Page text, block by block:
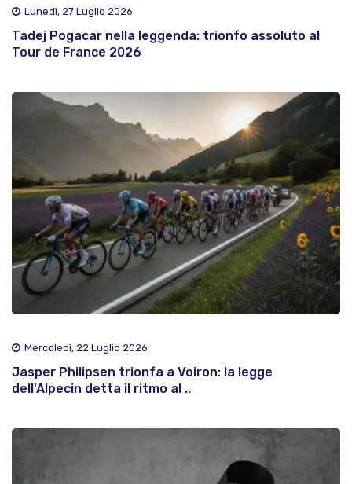
Lunedì, 27 Luglio 2026
Tadej Pogacar nella leggenda: trionfo assoluto al
Tour de France 2026
Mercoledì, 22 Luglio 2026
Jasper Philipsen trionfa a Voiron: la legge
dell'Alpecin detta il ritmo al ..